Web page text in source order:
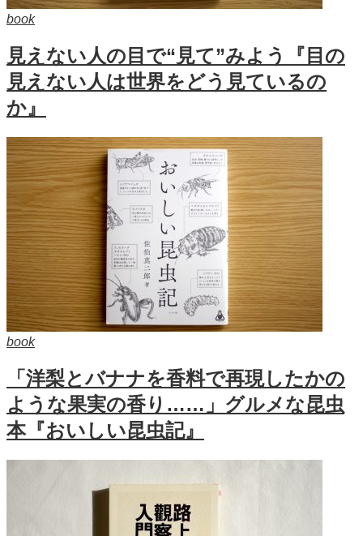
book
見えない人の目で“見て”みよう『目の
見えない人は世界をどう見ているの
か』
book
「洋梨とバナナを香料で再現したかの
ような果実の香り……」グルメな昆虫
本『おいしい昆虫記』